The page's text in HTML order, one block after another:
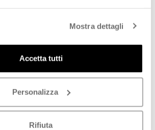
Mostra dettagli
Accetta tutti
Personalizza
Rifiuta
pelle